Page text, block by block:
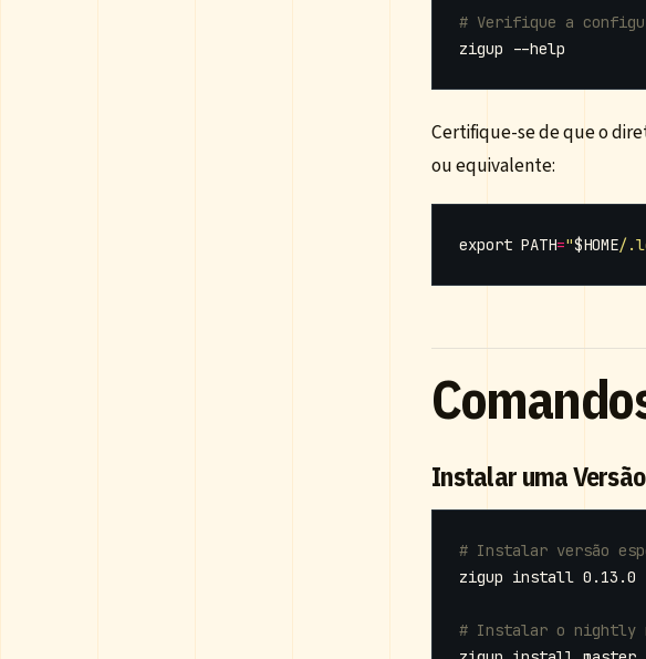
# Verifique a
Certifique-se de que o
ou equivalente:
export PATH="$HOME/
Instalar uma Versão
# Instalar versão
# Instalar o nightly